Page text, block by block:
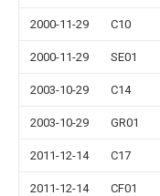
2000-11-29 C10
2000-11-29 SE01
2003-10-29 C14
2003-10-29 GR01
2011-12-14 C17
2011-12-14 CF01